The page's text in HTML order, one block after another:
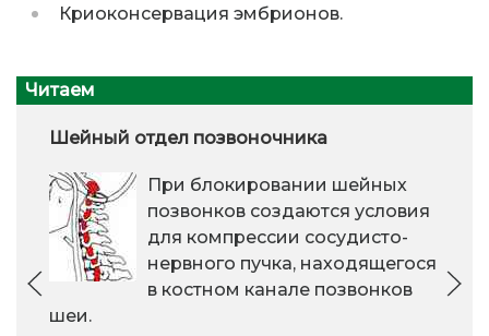
Криоконсервация эмбрионов.
Читаем
Шейный отдел позвоночника
При блокировании шейных
позвонков создаются условия
для компрессии сосудисто-
нервного пучка, находящегося
в костном канале позвонков
шеи.